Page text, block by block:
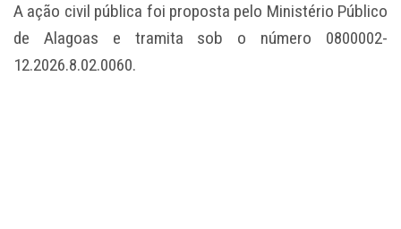
A ação civil pública foi proposta pelo Ministério Público
de Alagoas e tramita sob o número 0800002-
12.2026.8.02.0060.